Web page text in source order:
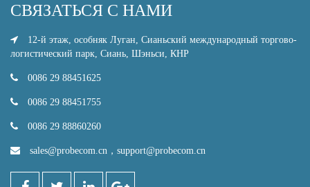
СВЯЗАТЬСЯ С НАМИ
12-й этаж, особняк Луган, Сианьский международный торгово-
логистический парк, Сиань, Шэньси, КНР
0086 29 88451625
0086 29 88451755
0086 29 88860260
sales@probecom.cn ， support@probecom.cn